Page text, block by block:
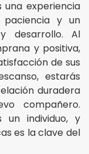
experiencia
paciencia y un
desarrollo. Al
y positiva,
de sus
estarás
duradera
compañero.
un individuo, y
es la clave del